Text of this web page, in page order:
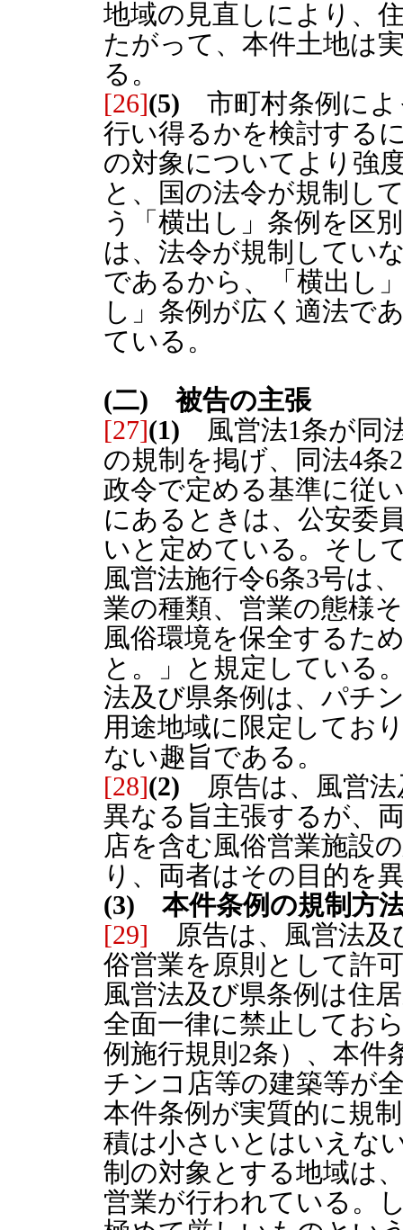
地域の見直しにより、
たがって、本件土地は
る。
[26](5) 市町村条例によ
行い得るかを検討する
の対象についてより強
と、国の法令が規制し
う「横出し」条例を区
は、法令が規制してい
であるから、「横出し
し」条例が広く適法で
ている。
(二) 被告の主張
[27](1) 風営法1条が同
の規制を掲げ、同法4条
政令で定める基準に従
にあるときは、公安委
いと定めている。そし
風営法施行令6条3号は
業の種類、営業の態様
風俗環境を保全するた
と。」と規定している
法及び県条例は、パチ
用途地域に限定してお
ない趣旨である。
[28](2) 原告は、風営法
異なる旨主張するが、
店を含む風俗営業施設
り、両者はその目的を
(3) 本件条例の規制方
[29] 原告は、風営法及
俗営業を原則として許
風営法及び県条例は住
全面一律に禁止してお
例施行規則2条）、本件
チンコ店等の建築等が
本件条例が実質的に規
積は小さいとはいえな
制の対象とする地域は
営業が行われている。